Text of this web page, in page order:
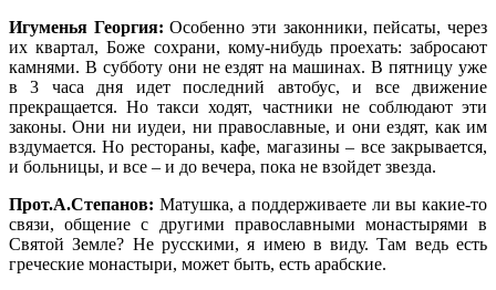
Игуменья Георгия: Особенно эти законники, пейсаты, через
их квартал, Боже сохрани, кому-нибудь проехать: забросают
камнями. В субботу они не ездят на машинах. В пятницу уже
в 3 часа дня идет последний автобус, и все движение
прекращается. Но такси ходят, частники не соблюдают эти
законы. Они ни иудеи, ни православные, и они ездят, как им
вздумается. Но рестораны, кафе, магазины – все закрывается,
и больницы, и все – и до вечера, пока не взойдет звезда.
Прот.А.Степанов: Матушка, а поддерживаете ли вы какие-то
связи, общение с другими православными монастырями в
Святой Земле? Не русскими, я имею в виду. Там ведь есть
греческие монастыри, может быть, есть арабские.